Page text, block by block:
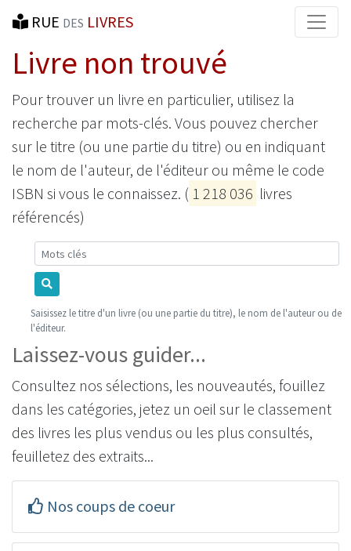
RUE DES LIVRES
Livre non trouvé
Pour trouver un livre en particulier, utilisez la
recherche par mots-clés. Vous pouvez chercher
sur le titre (ou une partie du titre) ou en indiquant
le nom de l'auteur, de l'éditeur ou même le code
ISBN si vous le connaissez. ( 1 218 036 livres
référencés)
Mots-clés
Saisissez le titre d'un livre (ou une partie du titre), le nom de l'auteur ou de
l'éditeur.
Laissez-vous guider...
Consultez nos sélections, les nouveautés, fouillez
dans les catégories, jetez un oeil sur le classement
des livres les plus vendus ou les plus consultés,
feuilletez des extraits...
Nos coups de coeur